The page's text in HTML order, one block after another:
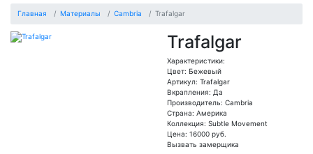
Главная Материалы Cambria Trafalgar
Trafalgar
Характеристики:
Цвет: Бежевый
Артикул: Trafalgar
Вкрапления: Да
Производитель: Сambria
Страна: Америка
Коллекция: Subtle Movement
Цена: 16000 руб.
Вызвать замерщика